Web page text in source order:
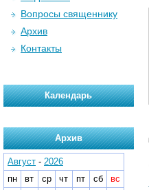
Вопросы священнику
Архив
Контакты
Календарь
Архив
Август - 2026
пн
вт ср чт пт сб
вс